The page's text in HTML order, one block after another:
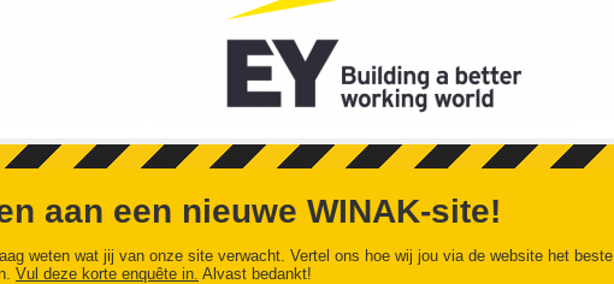
aan een nieuwe WINAK-site!
weten wat jij van onze site verwacht. Vertel ons hoe wij jou via de website het beste
Vul deze korte enquête in. Alvast bedankt!